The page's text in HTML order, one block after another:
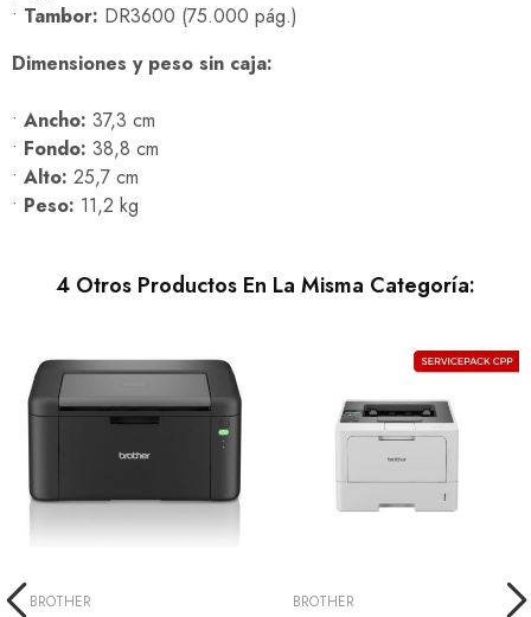
• Tambor: DR3600 (75.000 pág.)
Dimensiones y peso sin caja:
• Ancho: 37,3 cm
• Fondo: 38,8 cm
• Alto: 25,7 cm
• Peso: 11,2 kg
4 Otros Productos En La Misma Categoría:
BROTHER BROTHER